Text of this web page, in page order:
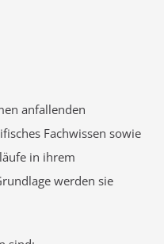
anfallenden
Fachwissen sowie
in ihrem
werden sie